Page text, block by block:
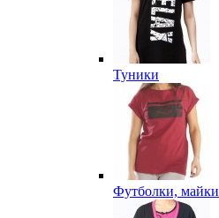
Туники
Футболки, майки